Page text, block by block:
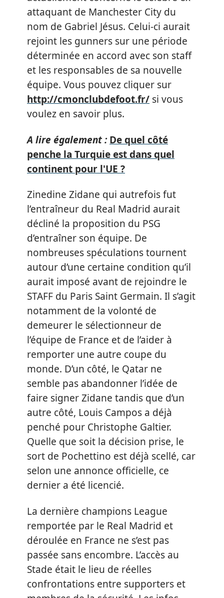
attaquant de Manchester City du
nom de Gabriel Jésus. Celui-ci aurait
rejoint les gunners sur une période
déterminée en accord avec son staff
et les responsables de sa nouvelle
équipe. Vous pouvez cliquer sur
http://cmonclubdefoot.fr/ si vous
voulez en savoir plus.
A lire également : De quel côté
penche la Turquie est dans quel
continent pour l'UE ?
Zinedine Zidane qui autrefois fut
l’entraîneur du Real Madrid aurait
décliné la proposition du PSG
d’entraîner son équipe. De
nombreuses spéculations tournent
autour d’une certaine condition qu’il
aurait imposé avant de rejoindre le
STAFF du Paris Saint Germain. Il s’agit
notamment de la volonté de
demeurer le sélectionneur de
l’équipe de France et de l’aider à
remporter une autre coupe du
monde. D’un côté, le Qatar ne
semble pas abandonner l’idée de
faire signer Zidane tandis que d’un
autre côté, Louis Campos a déjà
penché pour Christophe Galtier.
Quelle que soit la décision prise, le
sort de Pochettino est déjà scellé, car
selon une annonce officielle, ce
dernier a été licencié.
La dernière champions League
remportée par le Real Madrid et
déroulée en France ne s’est pas
passée sans encombre. L’accès au
Stade était le lieu de réelles
confrontations entre supporters et